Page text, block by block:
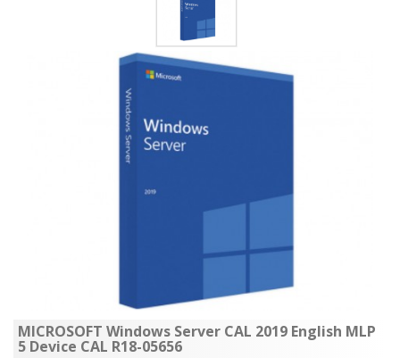
MICROSOFT Windows Server CAL 2019 English MLP
5 Device CAL R18-05656